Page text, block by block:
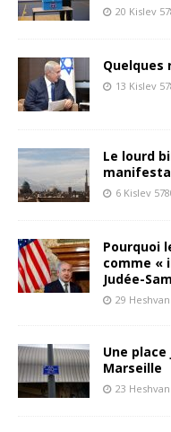
20 Kislev
Quelques
13 Kislev
Le lourd
6 Kislev
Pourquoi
comme «
Judée-
29 Heshvan
Une
Marseille
23 Heshvan